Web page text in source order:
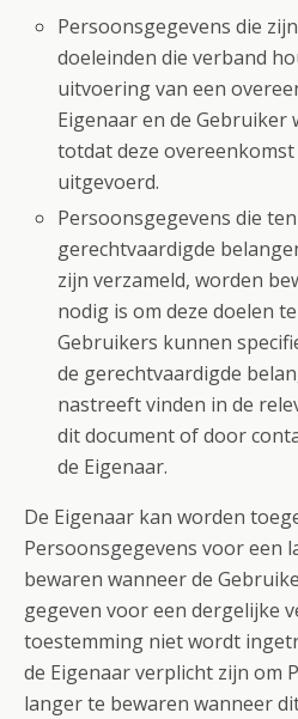
Persoonsgegevens die
doeleinden die verband
uitvoering van een
Eigenaar en de Gebruiker
totdat deze
uitgevoerd.
Persoonsgegevens die
gerechtvaardigde
zijn verzameld, worden
nodig is om deze doelen
Gebruikers kunnen
de gerechtvaardigde
nastreeft vinden in de
dit document of door
de Eigenaar.
De Eigenaar kan worden
Persoonsgegevens voor een
bewaren wanneer de
gegeven voor een dergelijke
toestemming niet wordt
de Eigenaar verplicht zijn om
langer te bewaren wanneer